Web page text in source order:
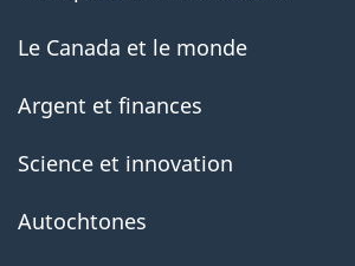
Le Canada et le monde
Argent et finances
Science et innovation
Autochtones